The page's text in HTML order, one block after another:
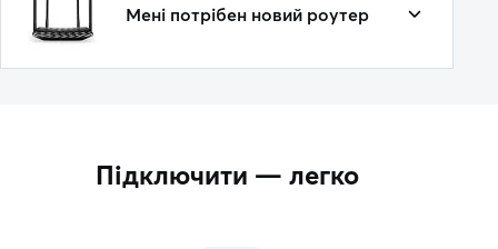
Мені потрібен новий роутер
Підключити — легко